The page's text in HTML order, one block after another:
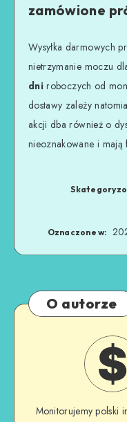
zamówione
Wysyłka darmowych
nietrzymanie moczu
dni roboczych od
dostawy zależy
akcji dba również o
nieoznakowane i mają
Oznaczone w:
O autorze
Monitorujemy polski